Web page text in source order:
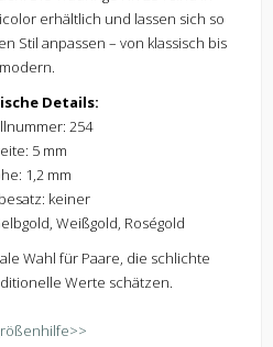
erhältlich und lassen sich so
Stil anpassen – von klassisch bis
modern.
Details:
254
5 mm
1,2 mm
keiner
Weißgold, Roségold
Wahl für Paare, die schlichte
Werte schätzen.